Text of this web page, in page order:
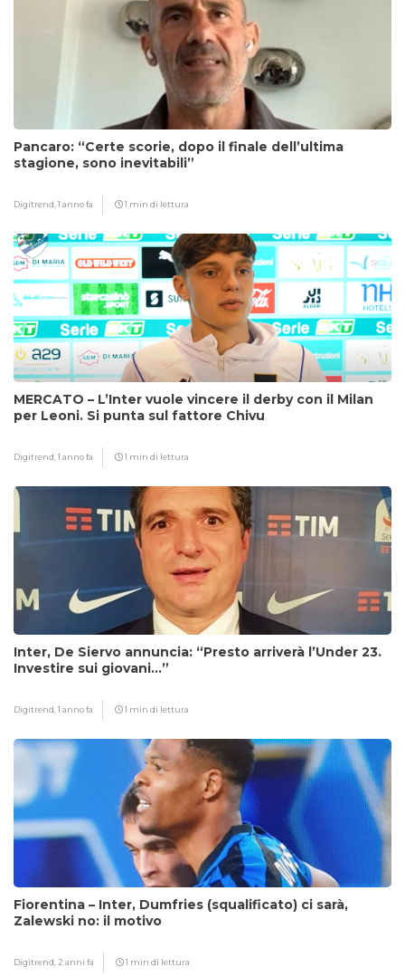
Pancaro: “Certe scorie, dopo il finale dell’ultima
stagione, sono inevitabili”
Digitrend,1 anno fa 1 min di lettura
MERCATO – L’Inter vuole vincere il derby con il Milan
per Leoni. Si punta sul fattore Chivu
Digitrend,1 anno fa 1 min di lettura
Inter, De Siervo annuncia: “Presto arriverà l’Under 23.
Investire sui giovani…”
Digitrend,1 anno fa 1 min di lettura
Fiorentina – Inter, Dumfries (squalificato) ci sarà,
Zalewski no: il motivo
Digitrend, 2 anni fa 1 min di lettura